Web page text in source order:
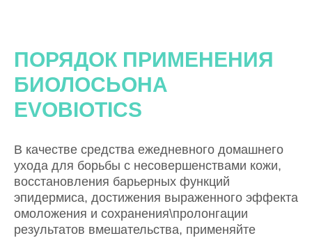
ПОРЯДОК ПРИМЕНЕНИЯ
БИОЛОСЬОНА
EVOBIOTICS
В качестве средства ежедневного домашнего
ухода для борьбы с несовершенствами кожи,
восстановления барьерных функций
эпидермиса, достижения выраженного эффекта
омоложения и сохранения\пролонгации
результатов вмешательства, применяйте